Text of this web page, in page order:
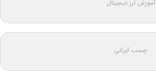
آموزش ارز دیجیتال
چسب ایرانی